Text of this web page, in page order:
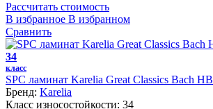
Рассчитать стоимость
В избранное В избранном
Сравнить
34
класс
SPC ламинат Karelia Great Classics Bach HB
Бренд: Karelia
Класс износостойкости: 34